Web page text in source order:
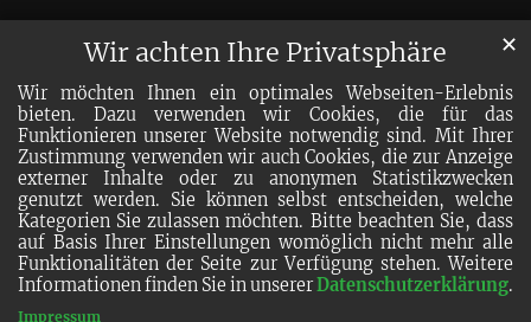
Wir achten Ihre Privatsphäre
Wir möchten Ihnen ein optimales Webseiten-Erlebnis
bieten. Dazu verwenden wir Cookies, die für das
Funktionieren unserer Website notwendig sind. Mit Ihrer
Zustimmung verwenden wir auch Cookies, die zur Anzeige
externer Inhalte oder zu anonymen Statistikzwecken
genutzt werden. Sie können selbst entscheiden, welche
Kategorien Sie zulassen möchten. Bitte beachten Sie, dass
auf Basis Ihrer Einstellungen womöglich nicht mehr alle
Funktionalitäten der Seite zur Verfügung stehen. Weitere
Informationen finden Sie in unsererDatenschutzerklärung.
✕
Impressum